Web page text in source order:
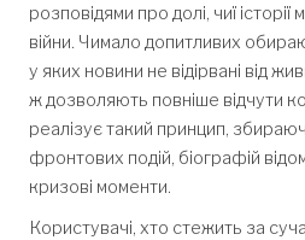
розповідями про долі, чиї
війни. Чимало допитливих
у яких новини не відірвані від
ж дозволяють повніше відчути
реалізує такий принцип,
фронтових подій, біографій
кризові моменти.
Користувачі, хто стежить за